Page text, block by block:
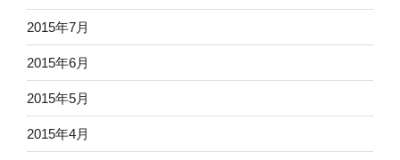
2015年7月
2015年6月
2015年5月
2015年4月